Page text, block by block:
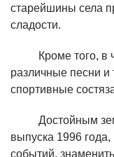
старейшины села
сладости.
Кроме того, в
различные песни
спортивные
Достойным
выпуска 1996
событий,